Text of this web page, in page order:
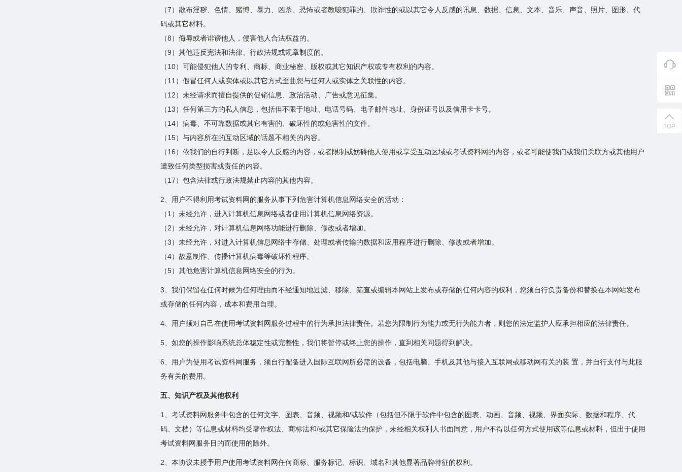
（7）散布淫秽、色情、赌博、暴力、凶杀、恐怖或者教唆犯罪的、欺诈性的或以其它令人反感的讯息、数据、信息、文本、音乐、声音、照片、图形、代
码或其它材料。
（8）侮辱或者诽谤他人，侵害他人合法权益的。
（9）其他违反宪法和法律、行政法规或规章制度的。
（10）可能侵犯他人的专利、商标、商业秘密、版权或其它知识产权或专有权利的内容。
（11）假冒任何人或实体或以其它方式歪曲您与任何人或实体之关联性的内容。
（12）未经请求而擅自提供的促销信息、政治活动、广告或意见征集。
（13）任何第三方的私人信息，包括但不限于地址、电话号码、电子邮件地址、身份证号以及信用卡卡号。
（14）病毒、不可靠数据或其它有害的、破坏性的或危害性的文件。
（15）与内容所在的互动区域的话题不相关的内容。
（16）依我们的自行判断，足以令人反感的内容，或者限制或妨碍他人使用或享受互动区域或考试资料网的内容，或者可能使我们或我们关联方或其他用户
遭致任何类型损害或责任的内容。
（17）包含法律或行政法规禁止内容的其他内容。
2、用户不得利用考试资料网的服务从事下列危害计算机信息网络安全的活动：
（1）未经允许，进入计算机信息网络或者使用计算机信息网络资源。
（2）未经允许，对计算机信息网络功能进行删除、修改或者增加。
（3）未经允许，对进入计算机信息网络中存储、处理或者传输的数据和应用程序进行删除、修改或者增加。
（4）故意制作、传播计算机病毒等破坏性程序。
（5）其他危害计算机信息网络安全的行为。
3、我们保留在任何时候为任何理由而不经通知地过滤、移除、筛查或编辑本网站上发布或存储的任何内容的权利，您须自行负责备份和替换在本网站发布
或存储的任何内容，成本和费用自理。
4、用户须对自己在使用考试资料网服务过程中的行为承担法律责任。若您为限制行为能力或无行为能力者，则您的法定监护人应承担相应的法律责任。
5、如您的操作影响系统总体稳定性或完整性，我们将暂停或终止您的操作，直到相关问题得到解决。
6、用户为使用考试资料网服务，须自行配备进入国际互联网所必需的设备，包括电脑、手机及其他与接入互联网或移动网有关的装 置，并自行支付与此服
务有关的费用。
五、知识产权及其他权利
1、考试资料网服务中包含的任何文字、图表、音频、视频和/或软件（包括但不限于软件中包含的图表、动画、音频、视频、界面实际、数据和程序、代
码、文档）等信息或材料均受著作权法、商标法和/或其它保险法的保护，未经相关权利人书面同意，用户不得以任何方式使用该等信息或材料，但出于使用
考试资料网服务目的而使用的除外。
2、本协议未授予用户使用考试资料网任何商标、服务标记、标识、域名和其他显著品牌特征的权利。
TOP